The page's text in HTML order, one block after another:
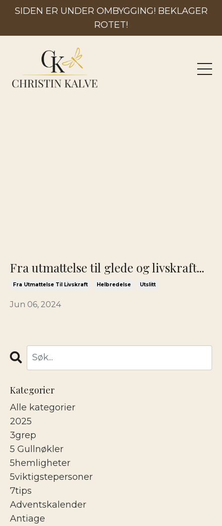
SIDEN ER UNDER OMBYGGING! BEKLAGER
ROTET!
Fra utmattelse til glede og livskraft...
Fra Utmattelse Til Livskraft Helbredelse Utslitt
Jun 06, 2024
Kategorier
Alle kategorier
2025
3grep
5 Gullnøkler
5hemligheter
5viktigstepersoner
7tips
Adventskalender
Antiage